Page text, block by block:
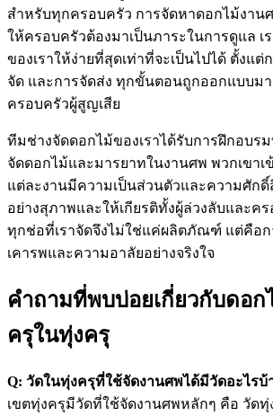
สำหรับทุกครอบครัว การจัดหาดอกไม้งาน
ให้ครอบครัวต้องมาเป็นภาระในการดูแล เ
ของเราให้ง่ายที่สุดเท่าที่จะเป็นไปได้ ตั้งแต่
จัด และการจัดส่ง ทุกขั้นตอนถูกออกแบบม
ครอบครัวผู้สูญเสีย
ทีมช่างจัดดอกไม้ของเราได้รับการฝึกอบร
จัดดอกไม้และมารยาทในงานศพ พวกเขาเ
แต่ละงานมีความเป็นส่วนตัวและความศัก
อย่างสุภาพและให้เกียรติทั้งผู้ล่วงลับและค
ทุกช่อที่เราจัดจึงไม่ใช่แค่ผลิตภัณฑ์ แต่คือก
เคารพและความอาลัยอย่างจริงใจ
คำถามที่พบบ่อยเกี่ยวกับดอก
ครุในทุ่งครุ
Q: วัดในทุ่งครุที่ใช้จัดงานศพได้มีวัดอะไรบ้
เขตทุ่งครุมีวัดที่ใช้จัดงานศพหลักๆ คือ วัดทุ่